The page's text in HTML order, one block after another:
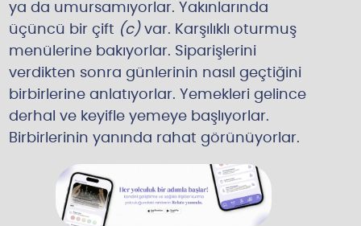
ya da umursamıyorlar. Yakınlarında
üçüncü bir çift (c)var. Karşılıklı oturmuş
menülerine bakıyorlar. Siparişlerini
verdikten sonra günlerinin nasıl geçtiğini
birbirlerine anlatıyorlar. Yemekleri gelince
derhal ve keyifle yemeye başlıyorlar.
Birbirlerinin yanında rahat görünüyorlar.